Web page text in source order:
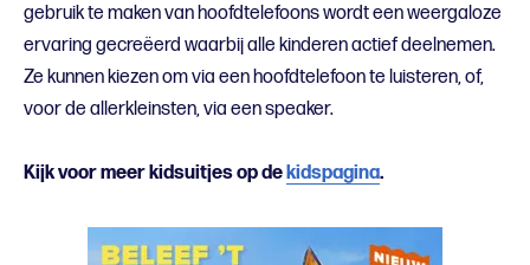
gebruik te maken van hoofdtelefoons wordt een weergaloze
ervaring gecreëerd waarbij alle kinderen actief deelnemen.
Ze kunnen kiezen om via een hoofdtelefoon te luisteren, of,
voor de allerkleinsten, via een speaker.
Kijk voor meer kidsuitjes op dekidspagina.